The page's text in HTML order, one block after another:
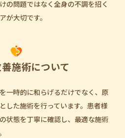
の問題ではなく全身の不調を招く
が大切です。
施術について
一時的に和らげるだけでなく、原
した施術を行っています。患者様
状態を丁寧に確認し、最適な施術